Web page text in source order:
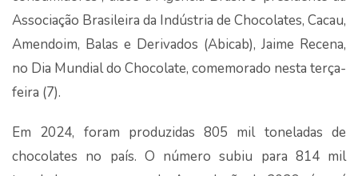
Associação Brasileira da Indústria de Chocolates, Cacau,
Amendoim, Balas e Derivados (Abicab), Jaime Recena,
no Dia Mundial do Chocolate, comemorado nesta terça-
feira (7).
Em 2024, foram produzidas 805 mil toneladas de
chocolates no país. O número subiu para 814 mil